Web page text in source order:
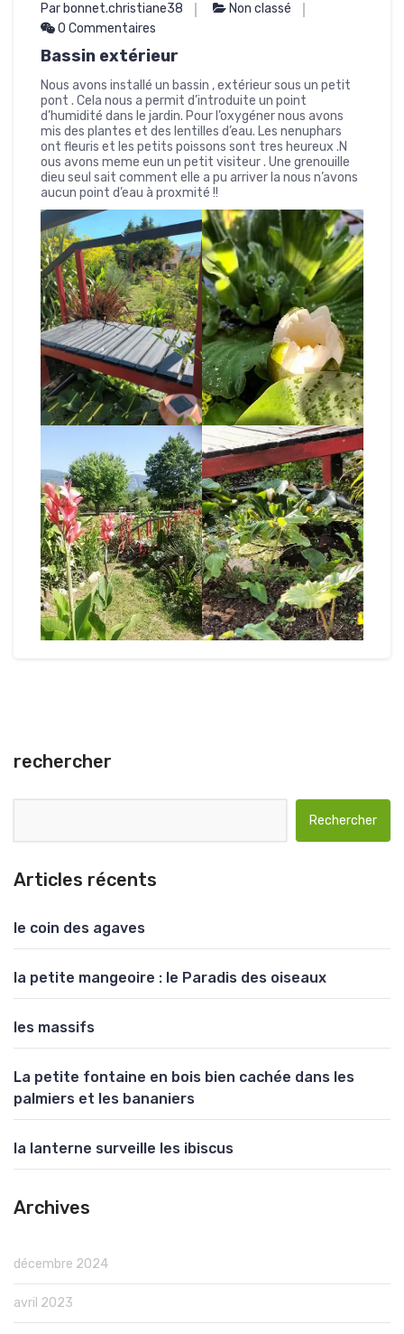
Par bonnet.christiane38
Non classé
0 Commentaires
Bassin extérieur
Nous avons installé un bassin , extérieur sous un petit
pont . Cela nous a permit d’introduite un point
d’humidité dans le jardin. Pour l’oxygéner nous avons
mis des plantes et des lentilles d’eau. Les nenuphars
ont fleuris et les petits poissons sont tres heureux .N
ous avons meme eun un petit visiteur . Une grenouille
dieu seul sait comment elle a pu arriver la nous n’avons
aucun point d’eau à proxmité !!
rechercher
Articles récents
le coin des agaves
la petite mangeoire : le Paradis des oiseaux
les massifs
La petite fontaine en bois bien cachée dans les
palmiers et les bananiers
la lanterne surveille les ibiscus
Archives
décembre 2024
avril 2023